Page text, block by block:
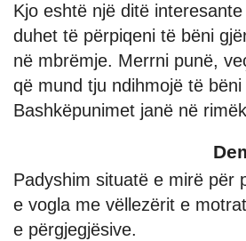
Kjo eshtë një ditë
duhet të përpiqeni të bëni
në mbrëmje. Merrni punë,
që mund tju ndihmojë të bëni
Bashkëpunimet janë në
Padyshim situatë e mirë për
e vogla me vëllezërit e
e përgjegjësive.